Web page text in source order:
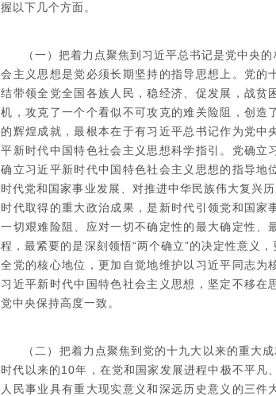
握以下几个方面。
（一）把着力点聚焦到习近平总书记是党中央
会主义思想是党必须长期坚持的指导思想上。党的
结带领全党全国各族人民，稳经济、促发展，战贫
机，攻克了一个个看似不可攻克的难关险阻，创造
的辉煌成就，最根本在于有习近平总书记作为党中
平新时代中国特色社会主义思想科学指引。党确立
确立习近平新时代中国特色社会主义思想的指导地
时代党和国家事业发展、对推进中华民族伟大复兴
时代取得的重大政治成果，是新时代引领党和国
一切艰难险阻、应对一切不确定性的最大确定性、
程，最紧要的是深刻领悟“两个确立”的决定性意义
全党的核心地位，更加自觉地维护以习近平同志为
习近平新时代中国特色社会主义思想，坚定不移在
党中央保持高度一致。
（二）把着力点聚焦到党的十九大以来的重大
时代以来的10年，在党和国家发展进程中极不平凡
人民事业具有重大现实意义和深远历史意义的三件